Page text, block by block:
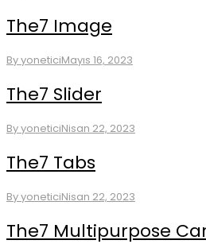
The7 Image
ByyoneticiMayıs 16, 2023
The7 Slider
ByyoneticiNisan 22, 2023
The7 Tabs
ByyoneticiNisan 22, 2023
The7 Multipurpose